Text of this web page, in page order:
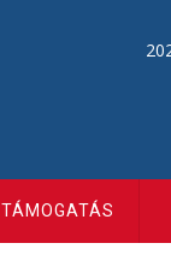
TÁMOGATÁS